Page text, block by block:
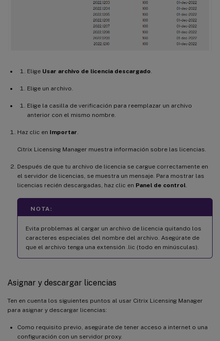
Elige Usar archivo de licencia descargado.
Elige un archivo.
Elige la casilla de verificación para reemplazar un archivo
anterior con el mismo nombre.
Haz clic en Importar.
Citrix Licensing Manager muestra información sobre las licencias.
Después de que tu archivo de licencia se cargue correctamente en
el servidor de licencias, se muestra un mensaje. Para mostrar las
licencias recién descargadas, haz clic en Panel de control.
NOTA:
Evita problemas al cargar un archivo de licencia quitando los
caracteres especiales del nombre del archivo. Asegúrate de
que el archivo tenga una extensión .lic (todo en minúsculas).
Asignar y descargar licencias
Ten en cuenta los siguientes puntos al usar Citrix Licensing Manager
para asignar y descargar licencias:
Como requisito previo, asegúrate de tener acceso a internet o una
configuración con un servidor proxy.